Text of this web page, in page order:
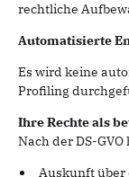
rechtliche
Automatisierte
Es wird keine
Profiling
Ihre Rechte als
Nach der DS-
Auskunft über